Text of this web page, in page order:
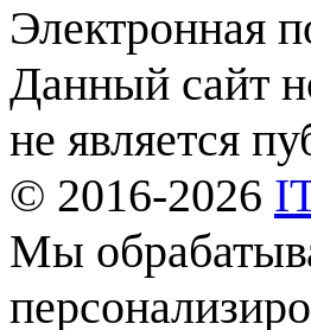
Электронная
Данный сайт
не является
© 2016-2026
Мы